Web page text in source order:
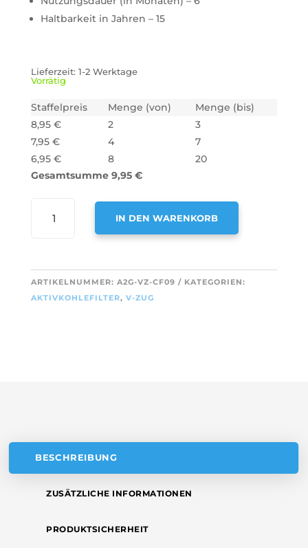
Haltbarkeit in Jahren – 15
Lieferzeit: 1-2 Werktage
Vorrätig
Staffelpreis Menge (von)
Menge (bis)
8,95 € 2
3
7,95 € 4
7
6,95 € 8
20
Gesamtsumme 9,95 €
AKTIVKOHLEFILTER
ZUG
H40436
/
IN DEN WARENKORB
T
E
ARTIKELNUMMER: A2G-VZ-CF09
KATEGORIEN:
AKTIVKOHLEFILTER, V-ZUG
BESCHREIBUNG
ZUSÄTZLICHE INFORMATIONEN
PRODUKTSICHERHEIT